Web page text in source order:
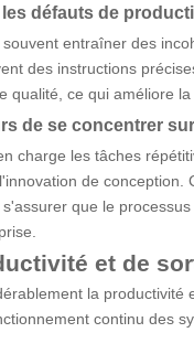
défauts de
entraîner des
des instructions
qualité, ce qui améliore
de se concentrer
charge les tâches
de
que le
et de
la
continu des